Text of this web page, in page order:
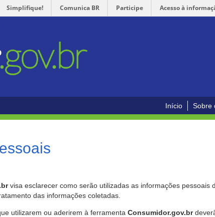
Simplifique! Comunica BR Participe Acesso à
Início Sobre
visa esclarecer como serão utilizadas as informações pessoais
das informações coletadas.
utilizarem ou aderirem à ferramenta Consumidor.gov.br